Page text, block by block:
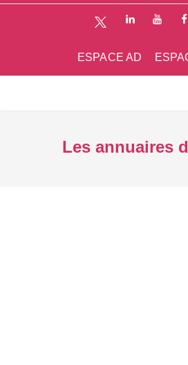
ESPACE AD
Les annuaires